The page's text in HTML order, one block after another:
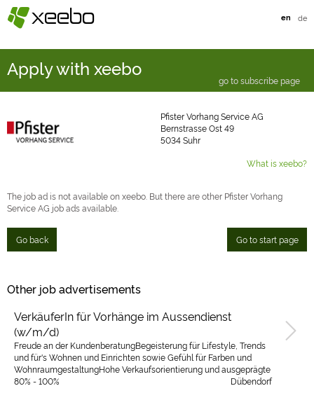
§xeebo en de
Apply with xeebo
go to subscribe page
Pfister Vorhang Service AG
Bernstrasse Ost 49
5034 Suhr
What is xeebo?
The job ad is not available on xeebo. But there are other Pfister Vorhang
Service AG job ads available.
Go back Go to start page
Other job advertisements
VerkäuferIn für Vorhänge im Aussendienst
(w/m/d)
Freude an der KundenberatungBegeisterung für Lifestyle, Trends
und für's Wohnen und Einrichten sowie Gefühl für Farben und
WohnraumgestaltungHohe Verkaufsorientierung und ausgeprägte
80% - 100%
Dübendorf